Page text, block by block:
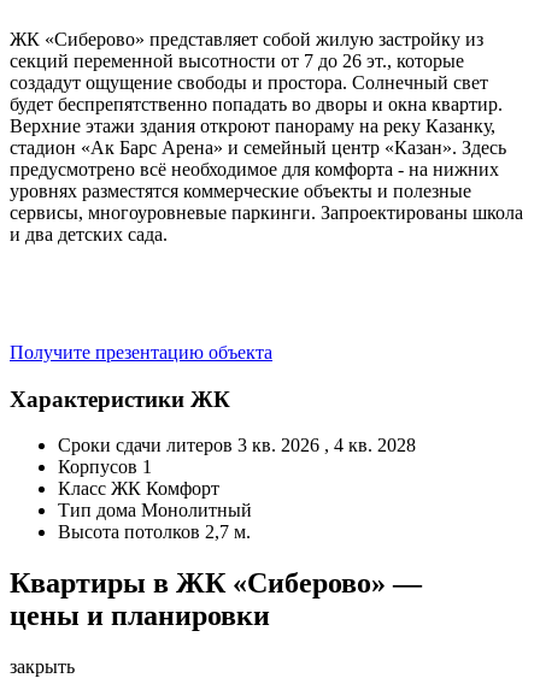
ЖК «Сиберово» представляет собой жилую застройку из
секций переменной высотности от 7 до 26 эт., которые
создадут ощущение свободы и простора. Солнечный свет
будет беспрепятственно попадать во дворы и окна квартир.
Верхние этажи здания откроют панораму на реку Казанку,
стадион «Ак Барс Арена» и семейный центр «Казан». Здесь
предусмотрено всё необходимое для комфорта - на нижних
уровнях разместятся коммерческие объекты и полезные
сервисы, многоуровневые паркинги. Запроектированы школа
и два детских сада.
Получите презентацию объекта
Характеристики ЖК
Сроки сдачи литеров 3 кв. 2026 , 4 кв. 2028
Корпусов 1
Класс ЖК Комфорт
Тип дома Монолитный
Высота потолков 2,7 м.
Квартиры в ЖК «Сиберово» —
цены и планировки
закрыть